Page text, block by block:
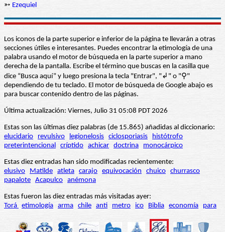
➳ Ezequiel
Los iconos de la parte superior e inferior de la página te llevarán a otras
secciones útiles e interesantes. Puedes encontrar la etimología de una
palabra usando el motor de búsqueda en la parte superior a mano
derecha de la pantalla. Escribe el término que buscas en la casilla que
dice “Busca aquí” y luego presiona la tecla "Entrar", "↲" o "⚲"
dependiendo de tu teclado. El motor de búsqueda de Google abajo es
para buscar contenido dentro de las páginas.
Última actualización: Viernes, Julio 31 05:08 PDT 2026
Estas son las últimas diez palabras (de 15.865) añadidas al diccionario:
elucidario
revulsivo legionelosis ciclosporiasis
histótrofo
preterintencional críptido achicar doctrina monocárpico
Estas diez entradas han sido modificadas recientemente:
elusivo
Matilde atleta carajo equivocación chuico churrasco
papalote Acapulco anémona
Estas fueron las diez entradas más visitadas ayer:
Torá etimología arma chile anti metro ico Biblia economía para